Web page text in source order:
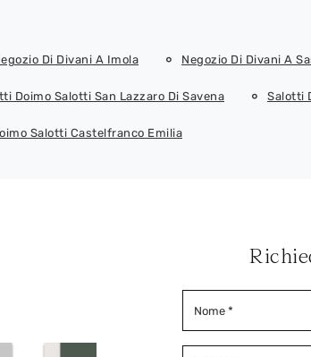
Di Divani A Imola Negozio Di Divani A
Doimo Salotti San Lazzaro Di Savena Salotti
Salotti Castelfranco Emilia